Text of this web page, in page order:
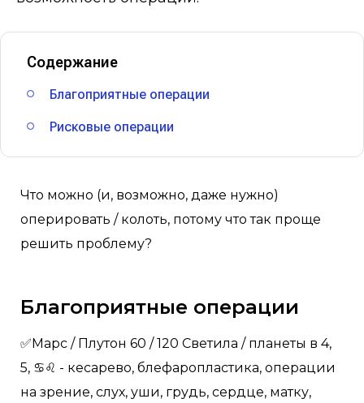
Содержание
Благоприятные операции
Рисковые операции
Что можно (и, возможно, даже нужно)
оперировать / колоть, потому что так проще
решить проблему?
Благоприятные операции
✅Марс / Плутон 60 / 120 Светила / планеты в 4,
5, ♋️♌️ - кесарево, блефаропластика, операции
на зрение, слух, уши, грудь, сердце, матку,